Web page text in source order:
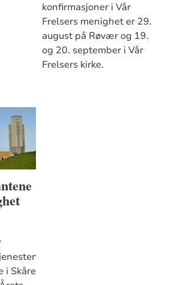
konfirmasjoner i Vår
Frelsers menighet er 29.
august på Røvær og 19.
og 20. september i Vår
Frelsers kirke.
i Skåre